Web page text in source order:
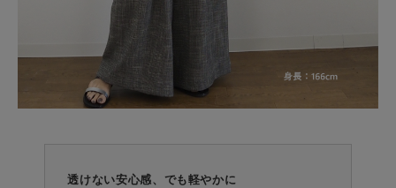
透けない安心感、でも軽やかに